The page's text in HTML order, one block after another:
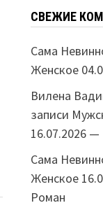
СВЕЖИЕ
Сама
Женское
Вилена
записи
16.07.2026
Сама
Женское
Роман